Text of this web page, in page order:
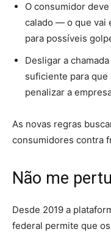
O consumidor
calado — o que vai
para possíveis
Desligar a
suficiente para que
penalizar a
As novas regras
consumidores contra
Não me
Desde 2019 a
federal permite que